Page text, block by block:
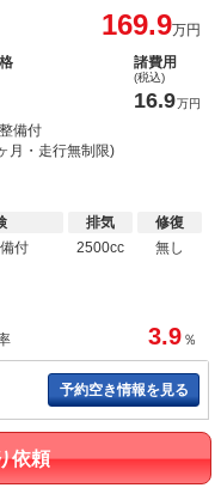
169.9万円
諸費用
(税込)
16.9万円
備付
月・走行無制限)
付
排気
2500cc
修復
無し
3.9 ％
予約空き情報を見る
依頼